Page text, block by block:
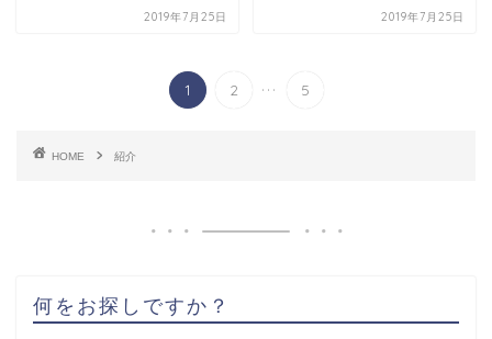
2019年7月25日 2019年7月25日
1 2 ... 5
HOME 紹介
何をお探しですか？